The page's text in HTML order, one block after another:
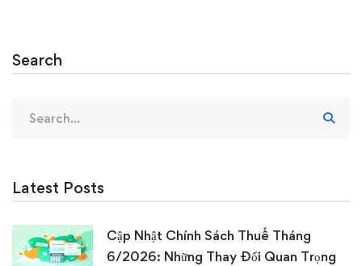
Search
for:
Latest Posts
Cập Nhật Chính Sách Thuế Tháng
6/2026: Những Thay Đổi Quan Trọng